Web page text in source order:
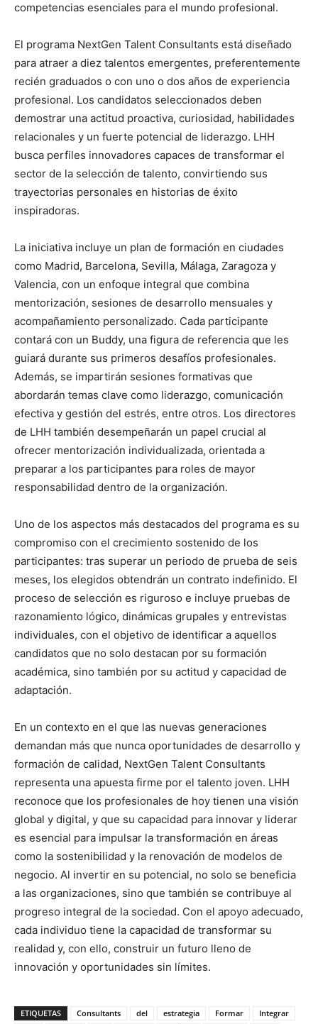
competencias esenciales para el mundo profesional.
El programa NextGen Talent Consultants está diseñado
para atraer a diez talentos emergentes, preferentemente
recién graduados o con uno o dos años de experiencia
profesional. Los candidatos seleccionados deben
demostrar una actitud proactiva, curiosidad, habilidades
relacionales y un fuerte potencial de liderazgo. LHH
busca perfiles innovadores capaces de transformar el
sector de la selección de talento, convirtiendo sus
trayectorias personales en historias de éxito
inspiradoras.
La iniciativa incluye un plan de formación en ciudades
como Madrid, Barcelona, Sevilla, Málaga, Zaragoza y
Valencia, con un enfoque integral que combina
mentorización, sesiones de desarrollo mensuales y
acompañamiento personalizado. Cada participante
contará con un Buddy, una figura de referencia que les
guiará durante sus primeros desafíos profesionales.
Además, se impartirán sesiones formativas que
abordarán temas clave como liderazgo, comunicación
efectiva y gestión del estrés, entre otros. Los directores
de LHH también desempeñarán un papel crucial al
ofrecer mentorización individualizada, orientada a
preparar a los participantes para roles de mayor
responsabilidad dentro de la organización.
Uno de los aspectos más destacados del programa es su
compromiso con el crecimiento sostenido de los
participantes: tras superar un periodo de prueba de seis
meses, los elegidos obtendrán un contrato indefinido. El
proceso de selección es riguroso e incluye pruebas de
razonamiento lógico, dinámicas grupales y entrevistas
individuales, con el objetivo de identificar a aquellos
candidatos que no solo destacan por su formación
académica, sino también por su actitud y capacidad de
adaptación.
En un contexto en el que las nuevas generaciones
demandan más que nunca oportunidades de desarrollo y
formación de calidad, NextGen Talent Consultants
representa una apuesta firme por el talento joven. LHH
reconoce que los profesionales de hoy tienen una visión
global y digital, y que su capacidad para innovar y liderar
es esencial para impulsar la transformación en áreas
como la sostenibilidad y la renovación de modelos de
negocio. Al invertir en su potencial, no solo se beneficia
a las organizaciones, sino que también se contribuye al
progreso integral de la sociedad. Con el apoyo adecuado,
cada individuo tiene la capacidad de transformar su
realidad y, con ello, construir un futuro lleno de
innovación y oportunidades sin límites.
ETIQUETAS Consultants del estrategia Formar
Integrar